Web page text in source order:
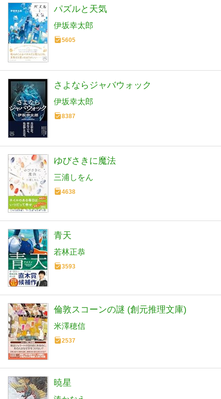
パズルと天気
伊坂幸太郎
5605
さよならジャバウォック
伊坂幸太郎
8387
ゆびさきに魔法
三浦しをん
4638
青天
若林正恭
3593
倫敦スコーンの謎 (創元推理文庫)
米澤穂信
2537
暁星